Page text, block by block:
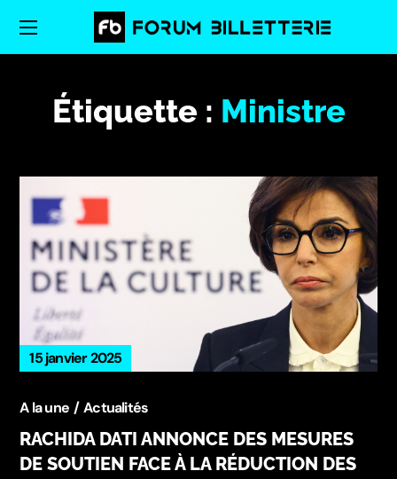
Étiquette : Ministre
15 janvier 2025
A la une Actualités
RACHIDA DATI ANNONCE DES MESURES
DE SOUTIEN FACE À LA RÉDUCTION DES